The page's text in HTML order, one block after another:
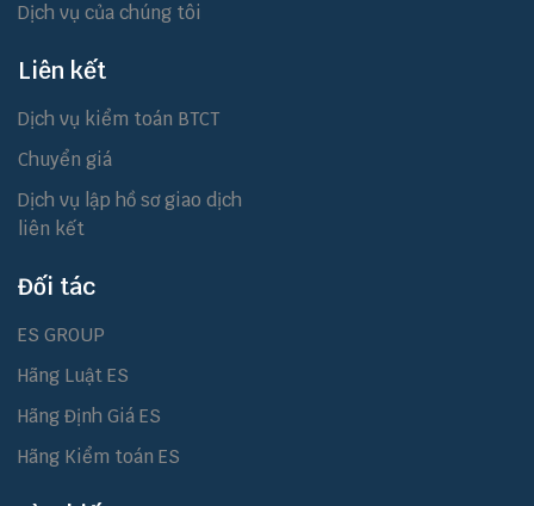
Dịch vụ của chúng tôi
Liên kết
Dịch vụ kiểm toán BTCT
Chuyển giá
Dịch vụ lập hồ sơ giao dịch
liên kết
Đối tác
ES GROUP
Hãng Luật ES
Hãng Định Giá ES
Hãng Kiểm toán ES